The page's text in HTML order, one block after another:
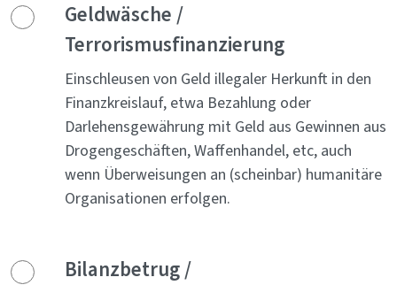
Geldwäsche /
Terrorismusfinanzierung
Einschleusen von Geld illegaler Herkunft in den
Finanzkreislauf, etwa Bezahlung oder
Darlehensgewährung mit Geld aus Gewinnen aus
Drogengeschäften, Waffenhandel, etc, auch
wenn Überweisungen an (scheinbar) humanitäre
Organisationen erfolgen.
Bilanzbetrug /